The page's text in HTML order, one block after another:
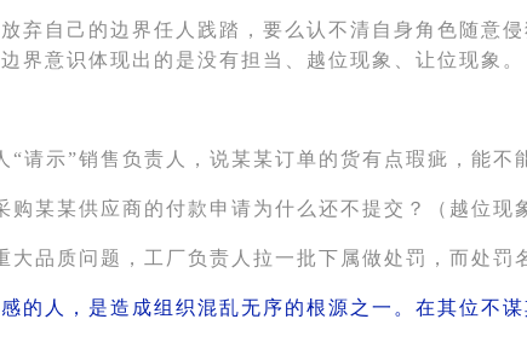
弃自己的边界任人践踏，要么认不清自身角色随意
界意识体现出的是没有担当、越位现象、让位现象。
“请示”销售负责人，说某某订单的货有点瑕疵，能不
购某某供应商的付款申请为什么还不提交？（越位现
大品质问题，工厂负责人拉一批下属做处罚，而处罚
的人，是造成组织混乱无序的根源之一。在其位不